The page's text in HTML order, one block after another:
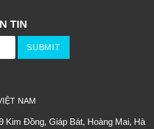
TIN
NAM
Kim Đồng, Giáp Bát, Hoàng Mai, Hà